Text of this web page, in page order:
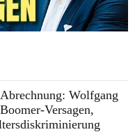
Wolfgang
Versagen,